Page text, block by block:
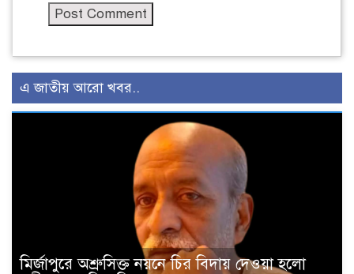
এ জাতীয় আরো খবর..
মির্জাপুরে অশ্রুসিক্ত নয়নে চির বিদায় দেওয়া হলো